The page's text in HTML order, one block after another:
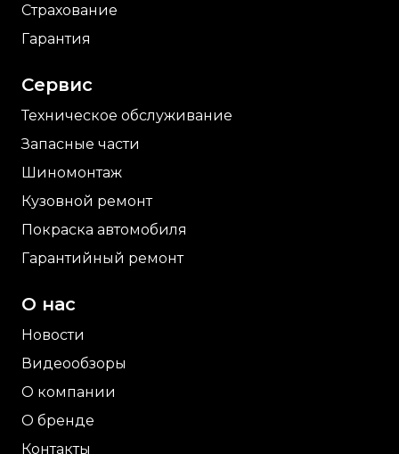
Страхование
Гарантия
Сервис
Техническое обслуживание
Запасные части
Шиномонтаж
Кузовной ремонт
Покраска автомобиля
Гарантийный ремонт
О нас
Новости
Видеообзоры
О компании
О бренде
Контакты